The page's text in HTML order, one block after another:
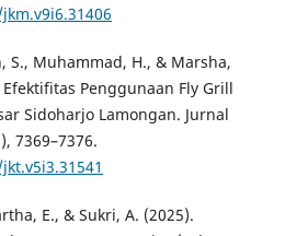
S., Muhammad, H., & Marsha,
Penggunaan Fly Grill
Sidoharjo Lamongan. Jurnal
7369–7376.
E., & Sukri, A. (2025).